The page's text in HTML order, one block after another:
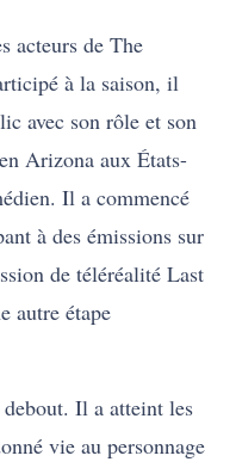
acteurs de The
à la saison, il
avec son rôle et son
Arizona aux États-
Il a commencé
à des émissions sur
de téléréalité Last
autre étape
debout. Il a atteint les
vie au personnage